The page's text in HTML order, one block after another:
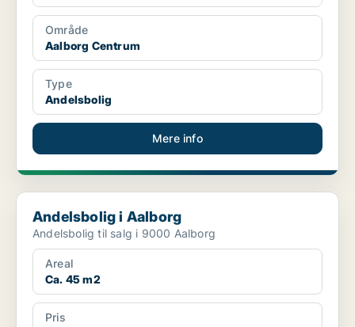
Område
Aalborg Centrum
Type
Andelsbolig
Mere info
Andelsbolig i Aalborg
Andelsbolig i Aalborg
Andelsbolig til salg i 9000 Aalborg
Areal
Ca. 45 m2
Pris